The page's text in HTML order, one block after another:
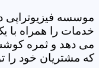
موسسه فیزیوتراپی
خدمات را همراه با
می دهد و ثمره
که مشتریان خود را